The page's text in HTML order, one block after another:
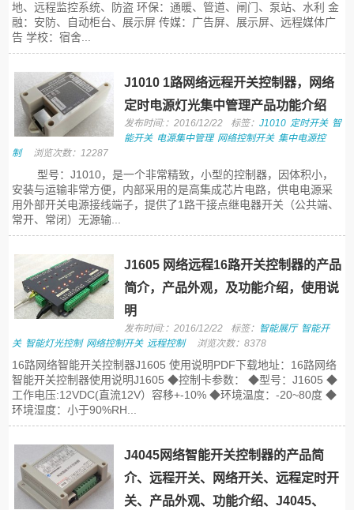
地、远程监控系统、防盗 环保：通暖、管道、闸门、泵站、水利 金
融：安防、自动柜台、展示屏 传媒：广告屏、展示屏、远程媒体广
告 学校：宿舍...
J1010 1路网络远程开关控制器，网络
定时电源灯光集中管理产品功能介绍
发布时间:：2016/12/22 标签： J1010 定时开关 智
能开关 电源集中管理 网络控制开关 集中电源控
制
浏览次数：12287
型号：J1010，是一个非常精致，小型的控制器，因体积小，
安装与运输非常方便，内部采用的是高集成芯片电路，供电电源采
用外部开关电源接线端子，提供了1路干接点继电器开关（公共端、
常开、常闭）无源输...
J1605 网络远程16路开关控制器的产品
简介，产品外观，及功能介绍，使用说
明
发布时间:：2016/12/22 标签： 智能展厅 智能开
关 智能灯光控制 网络控制开关 远程控制 浏览次数：8378
16路网络智能开关控制器J1605 使用说明PDF下载地址：16路网络
智能开关控制器使用说明J1605 ◆控制卡参数： ◆型号：J1605 ◆
工作电压:12VDC(直流12V）容移+-10% ◆环境温度：-20~80度 ◆
环境湿度：小于90%RH...
J4045网络智能开关控制器的产品简
介、远程开关、网络开关、远程定时开
关、产品外观、功能介绍、J4045、